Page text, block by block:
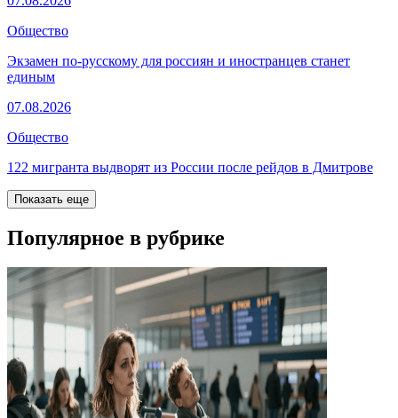
Общество
Экзамен по-русскому для россиян и иностранцев станет
единым
07.08.2026
Общество
122 мигранта выдворят из России после рейдов в Дмитрове
Показать еще
Популярное в рубрике